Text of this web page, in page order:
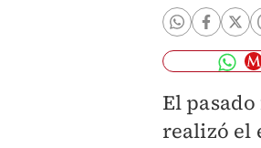
El
realizó el